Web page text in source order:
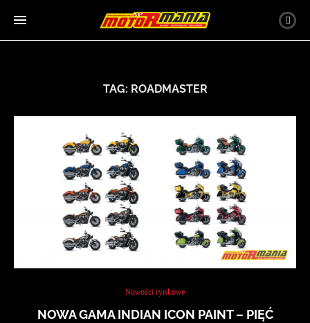
TAG: ROADMASTER
Nowości rynkowe
NOWA GAMA INDIAN ICON PAINT – PIĘĆ